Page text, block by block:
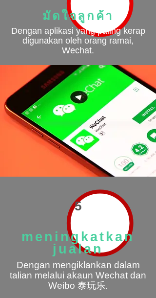
มัดใจลูกค้า
Dengan aplikasi yang paling kerap
digunakan oleh orang ramai,
Wechat.
5
meningkatkan
jualan
Dengan mengiklankan dalam
talian melalui akaun Wechat dan
Weibo 泰玩乐.